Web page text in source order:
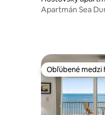
e Fenwick Island
Apartmán Sea
Obľúbené medzi
Obľúbené medzi